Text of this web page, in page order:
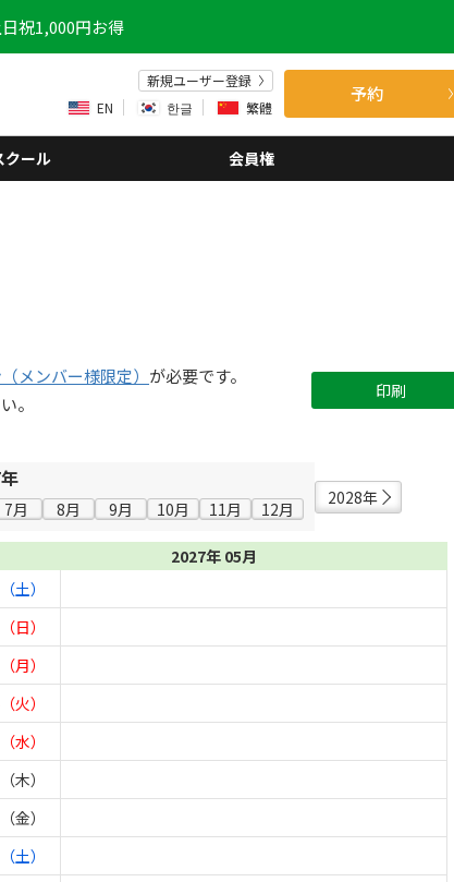
祝1,000円お得
新規ユーザー登録
EN
한글 繁體
予約
クール 会員権
メンバー様限定） が必要です。
。
印刷
7月 8月 9月 10月 11月 12月
2028年
2027年 05月
土）
日）
月）
火）
水）
木）
金）
土）